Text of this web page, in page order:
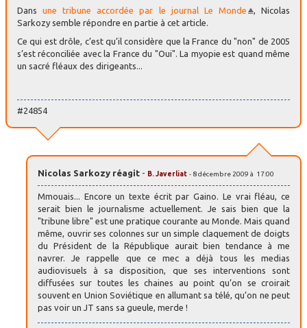
Dansune tribune accordée par le journal Le Monde
, Nicolas
Sarkozy semble répondre en partie à cet article.
Ce qui est drôle, c’est qu’il considère que la France du "non" de 2005
s’est réconciliée avec la France du "Oui". La myopie est quand même
un sacré fléaux des dirigeants...
#24854
Nicolas Sarkozy réagit - B. Javerliat - 8 décembre 2009 à 17:00
Mmouais... Encore un texte écrit par Gaino. Le vrai fléau, ce
serait bien le journalisme actuellement. Je sais bien que la
"tribune libre" est une pratique courante au Monde. Mais quand
même, ouvrir ses colonnes sur un simple claquement de doigts
du Président de la République aurait bien tendance à me
navrer. Je rappelle que ce mec a déjà tous les medias
audiovisuels à sa disposition, que ses interventions sont
diffusées sur toutes les chaines au point qu’on se croirait
souvent en Union Soviétique en allumant sa télé, qu’on ne peut
pas voir un JT sans sa gueule, merde !